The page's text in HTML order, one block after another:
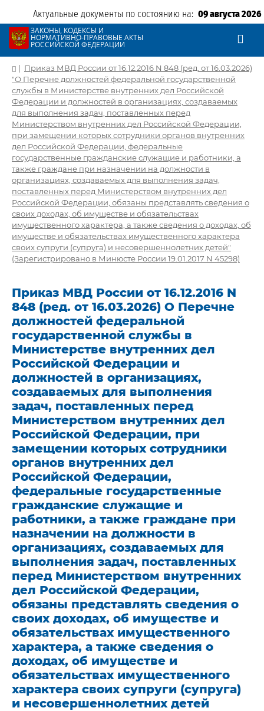
Актуальные документы по состоянию на: 09 августа 2026
ЗАКОНЫ, КОДЕКСЫ И
НОРМАТИВНО-ПРАВОВЫЕ АКТЫ
РОССИЙСКОЙ ФЕДЕРАЦИИ
| Приказ МВД России от 16.12.2016 N 848 (ред. от 16.03.2026)
"О Перечне должностей федеральной государственной
службы в Министерстве внутренних дел Российской
Федерации и должностей в организациях, создаваемых
для выполнения задач, поставленных перед
Министерством внутренних дел Российской Федерации,
при замещении которых сотрудники органов внутренних
дел Российской Федерации, федеральные
государственные гражданские служащие и работники, а
также граждане при назначении на должности в
организациях, создаваемых для выполнения задач,
поставленных перед Министерством внутренних дел
Российской Федерации, обязаны представлять сведения о
своих доходах, об имуществе и обязательствах
имущественного характера, а также сведения о доходах, об
имуществе и обязательствах имущественного характера
своих супруги (супруга) и несовершеннолетних детей"
(Зарегистрировано в Минюсте России 19.01.2017 N 45298)
Приказ МВД России от 16.12.2016 N
848 (ред. от 16.03.2026) О Перечне
должностей федеральной
государственной службы в
Министерстве внутренних дел
Российской Федерации и
должностей в организациях,
создаваемых для выполнения
задач, поставленных перед
Министерством внутренних дел
Российской Федерации, при
замещении которых сотрудники
органов внутренних дел
Российской Федерации,
федеральные государственные
гражданские служащие и
работники, а также граждане при
назначении на должности в
организациях, создаваемых для
выполнения задач, поставленных
перед Министерством внутренних
дел Российской Федерации,
обязаны представлять сведения о
своих доходах, об имуществе и
обязательствах имущественного
характера, а также сведения о
доходах, об имуществе и
обязательствах имущественного
характера своих супруги (супруга)
и несовершеннолетних детей